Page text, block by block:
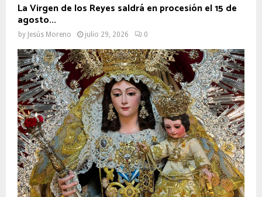
La Virgen de los Reyes saldrá en procesión el 15 de
agosto...
by Jesús Moreno julio 29, 2026 0